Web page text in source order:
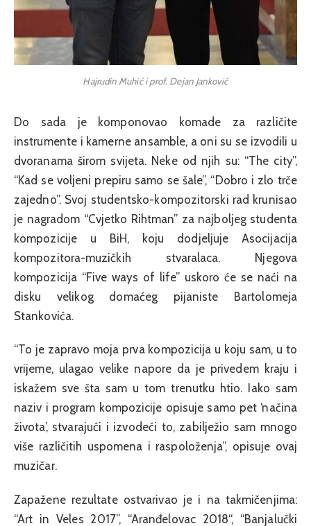
Hajrudin Muhić i prof. Dejan Janković
Do sada je komponovao komade za različite
instrumente i kamerne ansamble, a oni su se izvodili u
dvoranama širom svijeta. Neke od njih su: “The city”,
“Kad se voljeni prepiru samo se šale”, “Dobro i zlo trče
zajedno”. Svoj studentsko-kompozitorski rad krunisao
je nagradom “Cvjetko Rihtman” za najboljeg studenta
kompozicije u BiH, koju dodjeljuje Asocijacija
kompozitora-muzičkih stvaralaca. Njegova
kompozicija “Five ways of life” uskoro će se naći na
disku velikog domaćeg pijaniste Bartolomeja
Stankovića.
“To je zapravo moja prva kompozicija u koju sam, u to
vrijeme, ulagao velike napore da je privedem kraju i
iskažem sve šta sam u tom trenutku htio. Iako sam
naziv i program kompozicije opisuje samo pet ‘načina
života’, stvarajući i izvodeći to, zabilježio sam mnogo
više različitih uspomena i raspoloženja”, opisuje ovaj
muzičar.
Zapažene rezultate ostvarivao je i na takmičenjima:
“Art in Veles 2017”, “Aranđelovac 2018“, “Banjalučki